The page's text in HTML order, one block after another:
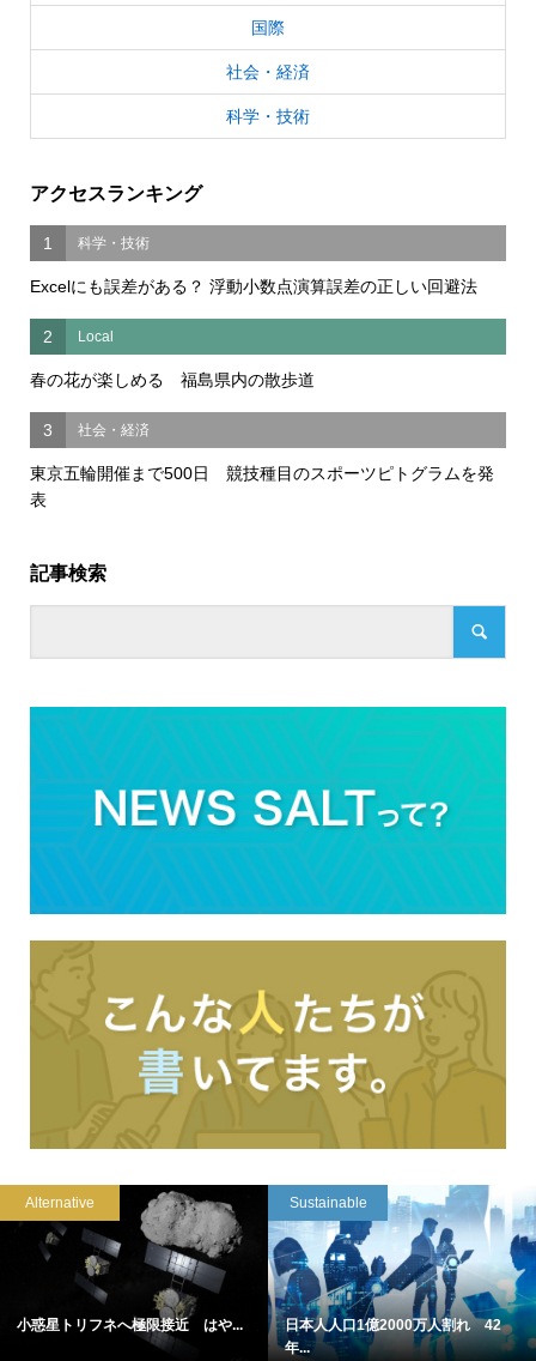
国際
社会・経済
科学・技術
アクセスランキング
1 科学・技術
Excelにも誤差がある？ 浮動小数点演算誤差の正しい回避法
2 Local
春の花が楽しめる 福島県内の散歩道
3 社会・経済
東京五輪開催まで500日 競技種目のスポーツピトグラムを発
表
記事検索
Alternative
小惑星トリフネへ極限接近 はや...
Sustainable
日本人人口1億2000万人割れ 42
年...